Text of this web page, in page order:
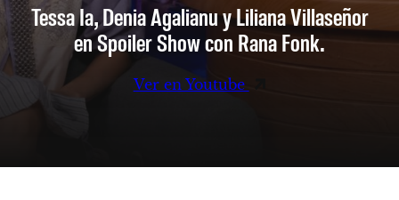
Tessa Ia, Denia Agalianu y Liliana Villaseñor
en Spoiler Show con Rana Fonk.
Ver en Youtube